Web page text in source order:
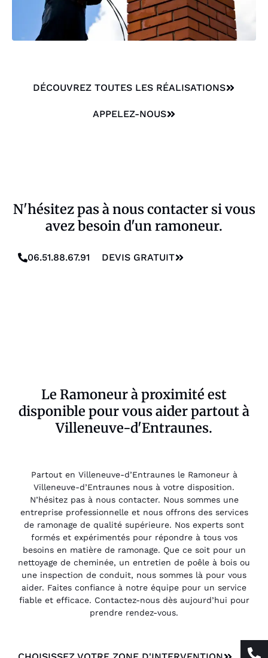
DÉCOUVREZ TOUTES LES RÉALISATIONS
APPELEZ-NOUS
N'hésitez pas à nous contacter si vous
avez besoin d'un ramoneur.
06.51.88.67.91 DEVIS GRATUIT
Le Ramoneur à proximité est
disponible pour vous aider partout à
Villeneuve-d'Entraunes.
Partout en Villeneuve-d’Entraunes le Ramoneur à
Villeneuve-d’Entraunes nous à votre disposition.
N’hésitez pas à nous contacter. Nous sommes une
entreprise professionnelle et nous offrons des services
de ramonage de qualité supérieure. Nos experts sont
formés et expérimentés pour répondre à tous vos
besoins en matière de ramonage. Que ce soit pour un
nettoyage de cheminée, un entretien de poêle à bois ou
une inspection de conduit, nous sommes là pour vous
aider. Faites confiance à notre équipe pour un service
fiable et efficace. Contactez-nous dès aujourd’hui pour
prendre rendez-vous.